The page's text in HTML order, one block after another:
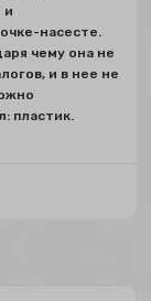
и
насесте.
чему она не
и в нее не
пластик.